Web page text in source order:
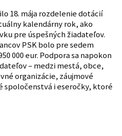
18. mája rozdelenie dotácií
kalendárny rok, ako
pre úspešných žiadateľov.
PSK bolo pre sedem
000 eur. Podpora sa napokon
– medzi mestá, obce,
organizácie, záujmové
spoločenstvá i eseročky, ktoré